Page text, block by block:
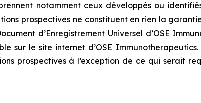
notamment ceux développés ou
prospectives ne constituent en rien la
d’Enregistrement Universel d’OSE
sur le site internet d’OSE
prospectives à l’exception de ce qui serait